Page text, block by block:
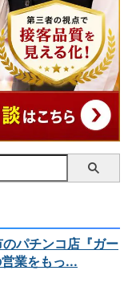
のパチンコ店『ガー
業をもっ...